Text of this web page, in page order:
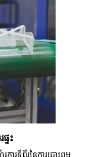
ទះ
ារទីពីរនៃការបោះពុម្ព